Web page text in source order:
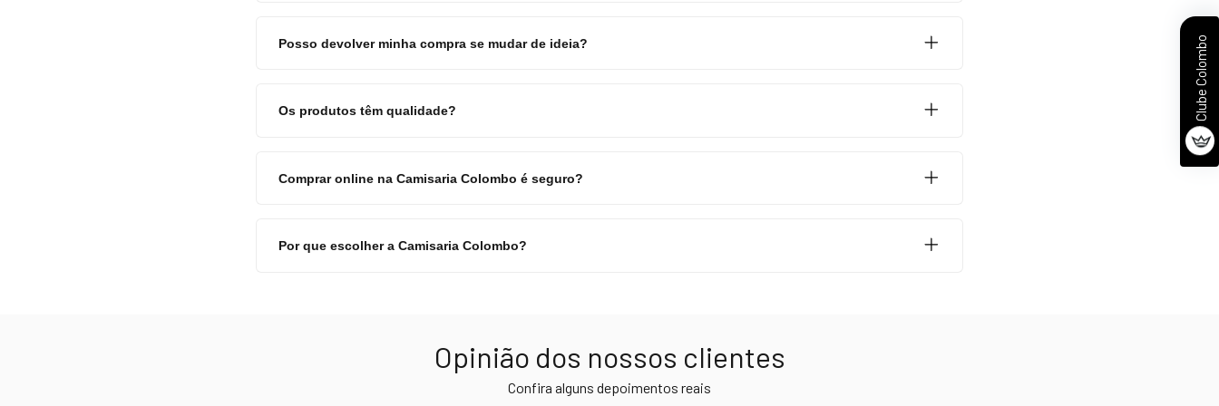
Posso devolver minha compra se mudar de ideia?
Os produtos têm qualidade?
Comprar online na Camisaria Colombo é seguro?
Por que escolher a Camisaria Colombo?
Opinião dos nossos clientes
Confira alguns depoimentos reais
Clube Colombo